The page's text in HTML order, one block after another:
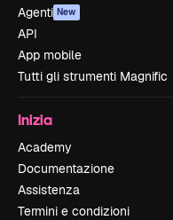
Agenti New
API
App mobile
Tutti gli strumenti Magnific
Inizia
Academy
Documentazione
Assistenza
Termini e condizioni